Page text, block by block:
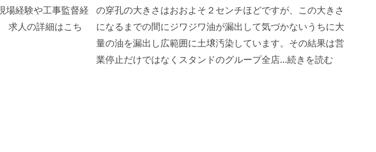
場経験や工事監督経
求人の詳細はこち
の穿孔の大きさはおおよそ２センチほどですが、この大きさ
になるまでの間にジワジワ油が漏出して気づかないうちに大
量の油を漏出し広範囲に土壌汚染しています。その結果は営
業停止だけではなくスタンドのグループ全店…続きを読む